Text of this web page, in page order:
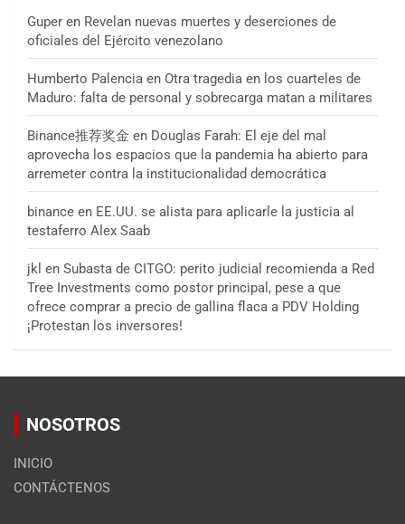
Guper en Revelan nuevas muertes y deserciones de
oficiales del Ejército venezolano
Humberto Palencia en Otra tragedia en los cuarteles de
Maduro: falta de personal y sobrecarga matan a militares
Binance推荐奖金 en Douglas Farah: El eje del mal
aprovecha los espacios que la pandemia ha abierto para
arremeter contra la institucionalidad democrática
binance en EE.UU. se alista para aplicarle la justicia al
testaferro Alex Saab
jkl en Subasta de CITGO: perito judicial recomienda a Red
Tree Investments como postor principal, pese a que
ofrece comprar a precio de gallina flaca a PDV Holding
¡Protestan los inversores!
NOSOTROS
INICIO
CONTÁCTENOS